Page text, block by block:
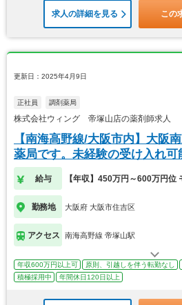
求人の詳細を見る この
更新日：2025年4月9日
正社員 調剤薬局
株式会社ウィング 帝塚山店の薬剤師求人
【南海高野線/大阪市内】大阪
薬局です。未経験の受け入れ可
給与 【年収】450万円～600万円位
勤務地 大阪府 大阪市住吉区
アクセス 南海高野線 帝塚山駅
年収600万円以上可 原則、引越しを伴う転勤なし
積極採用中
年間休日120日以上